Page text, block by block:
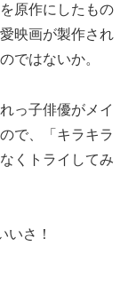
原作にしたもの
映画が製作され
ではないか。
っ子俳優がメイ
で、「キラキラ
くトライしてみ
いさ！